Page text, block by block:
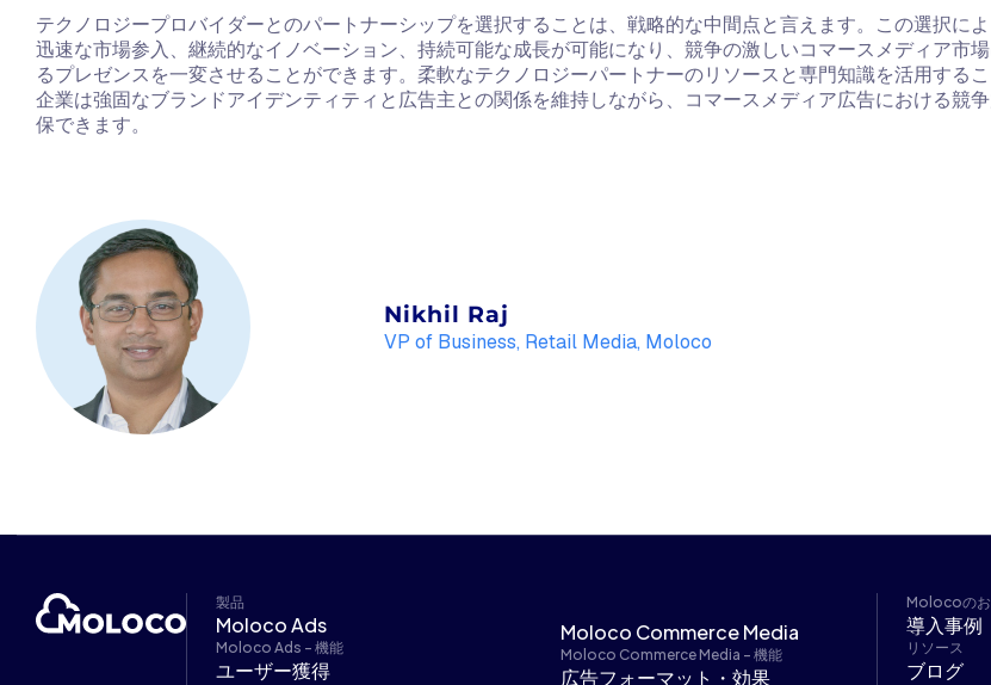
テクノロジープロバイダーとのパートナーシップを選択することは、戦略的な中間点と言えます。この選択によ
迅速な市場参入、継続的なイノベーション、持続可能な成長が可能になり、競争の激しいコマースメディア市
るプレゼンスを一変させることができます。柔軟なテクノロジーパートナーのリソースと専門知識を活用するこ
企業は強固なブランドアイデンティティと広告主との関係を維持しながら、コマースメディア広告における競
保できます。
Nikhil Raj
VP of Business, Retail Media, Moloco
製品
Moloco Ads
Moloco Ads - 機能
ユーザー獲得
Moloco Commerce Media
Moloco Commerce Media - 機能
広告フォーマット・効果
Molocoのお
導入事例
リソース
ブログ